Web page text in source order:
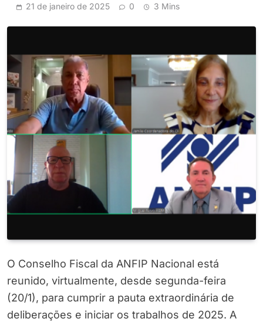
21 de janeiro de 2025 0 3 Mins
O Conselho Fiscal da ANFIP Nacional está
reunido, virtualmente, desde segunda-feira
(20/1), para cumprir a pauta extraordinária de
deliberações e iniciar os trabalhos de 2025. A